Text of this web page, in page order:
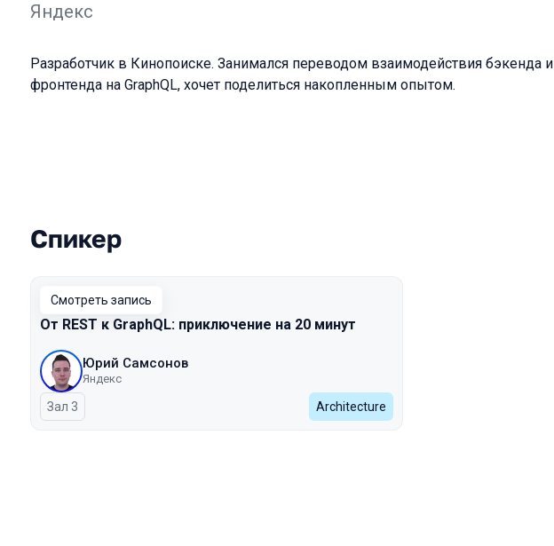
Яндекс
Разработчик в Кинопоиске. Занимался переводом взаимодействия бэкенда и
фронтенда на GraphQL, хочет поделиться накопленным опытом.
Выступления в сезоне 2023
Спикер
Смотреть запись
От REST к GraphQL: приключение на 20 минут
Юрий Самсонов
Яндекс
Зал 3 Architecture